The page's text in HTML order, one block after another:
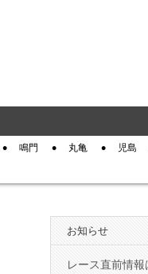
鳴門 丸亀 児島
お知らせ
レース直前情